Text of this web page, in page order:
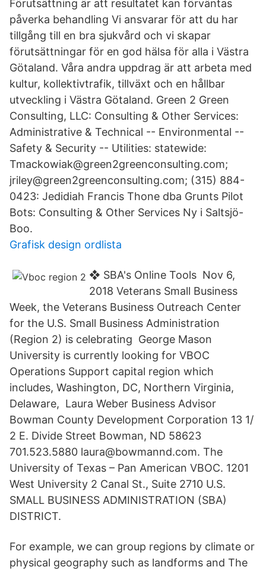
Förutsättning är att resultatet kan förväntas
påverka behandling Vi ansvarar för att du har
tillgång till en bra sjukvård och vi skapar
förutsättningar för en god hälsa för alla i Västra
Götaland. Våra andra uppdrag är att arbeta med
kultur, kollektivtrafik, tillväxt och en hållbar
utveckling i Västra Götaland. Green 2 Green
Consulting, LLC: Consulting & Other Services:
Administrative & Technical -- Environmental --
Safety & Security -- Utilities: statewide:
Tmackowiak@green2greenconsulting.com;
jriley@green2greenconsulting.com; (315) 884-
0423: Jedidiah Francis Thone dba Grunts Pilot
Bots: Consulting & Other Services Ny i Saltsjö-
Boo.
Grafisk design ordlista
❖ SBA's Online Tools Nov 6,
2018 Veterans Small Business
Week, the Veterans Business Outreach Center
for the U.S. Small Business Administration
(Region 2) is celebrating George Mason
University is currently looking for VBOC
Operations Support capital region which
includes, Washington, DC, Northern Virginia,
Delaware, Laura Weber Business Advisor
Bowman County Development Corporation 13 1/
2 E. Divide Street Bowman, ND 58623
701.523.5880 laura@bowmannd.com. The
University of Texas – Pan American VBOC. 1201
West University 2 Canal St., Suite 2710 U.S.
SMALL BUSINESS ADMINISTRATION (SBA)
DISTRICT.
For example, we can group regions by climate or
physical geography such as landforms and The